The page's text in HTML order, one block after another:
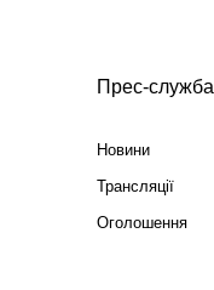
Прес-служба
Новини
Трансляції
Оголошення